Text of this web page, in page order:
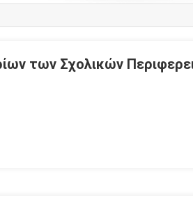
των Σχολικών